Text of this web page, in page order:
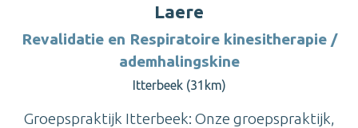
Laere
Revalidatie en Respiratoire kinesitherapie /
ademhalingskine
Itterbeek (31km)
Groepspraktijk Itterbeek: Onze groepspraktijk,